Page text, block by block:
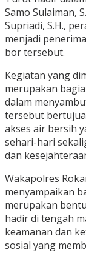
Samo Sulaiman,
Supriadi, S.H.,
menjadi
bor tersebut.
Kegiatan yang
merupakan
dalam
tersebut
akses air bersih
sehari-hari
dan
Wakapolres
menyampaikan
merupakan
hadir di tengah
keamanan dan
sosial yang